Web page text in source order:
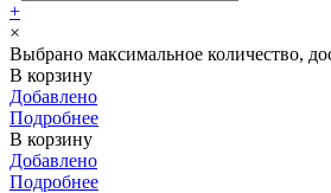
+
×
Выбрано максимальное количество,
В корзину
Добавлено
Подробнее
В корзину
Добавлено
Подробнее